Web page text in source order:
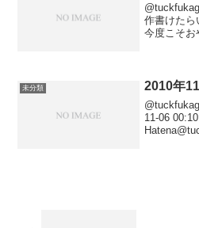
作書けたら
今度こそお
未分類 2010年
11-06